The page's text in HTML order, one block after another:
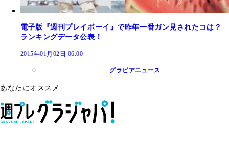
電子版『週刊プレイボーイ』で昨年一番ガン見されたコは？
ランキングデータ公表！
2015年01月02日 06:00
グラビアニュース
あなたにオススメ